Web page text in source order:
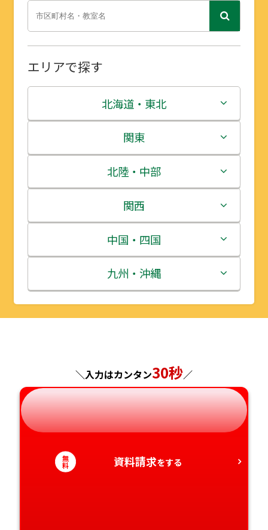
エリアで探す
北海道・東北
北海道
青森県
岩手県
宮城県
秋田県
山形県
関東
茨城県
栃木県
群馬県
埼玉県
千葉県
神奈川県
北陸・中部
新潟県
富山県
石川県
福井県
長野県
岐阜県
静岡県
愛知県
関西
三重県
滋賀県
京都府
兵庫県
奈良県
和歌山県
中国・四国
鳥取県
島根県
広島県
山口県
香川県
九州・沖縄
福岡県
長崎県
熊本県
宮崎県
＼入力はカンタン30秒／
無
料 資料請求をする